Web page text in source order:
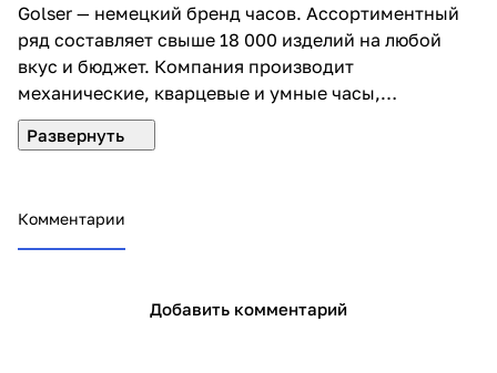
Golser — немецкий бренд часов. Ассортиментный
ряд составляет свыше 18 000 изделий на любой
вкус и бюджет. Компания производит
механические, кварцевые и умные часы,
отличающиеся высоким качеством и
долговечностью. Марка была отмечена премией за
спонсором детских культурных и спортивных
мероприятий.
Комментарии
Добавить комментарий